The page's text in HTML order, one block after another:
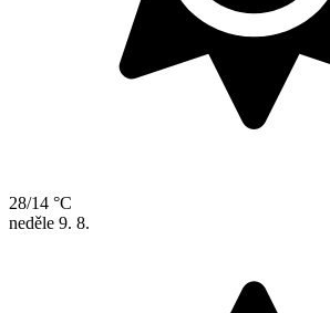
28/14 °C
neděle 9. 8.